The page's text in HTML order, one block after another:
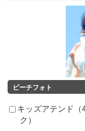
ビーチフォト
キッズアテンド（
ク）